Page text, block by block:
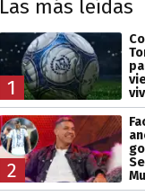
Las más leídas
1
2